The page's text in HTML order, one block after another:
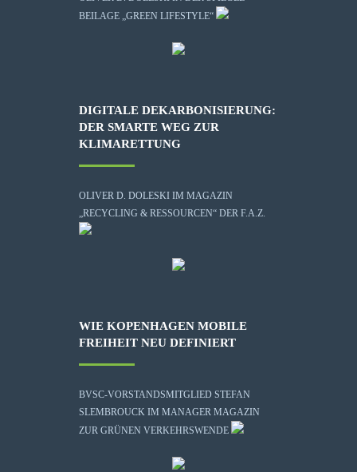
BEILAGE „GREEN LIFESTYLE“
DIGITALE DEKARBONISIERUNG:
DER SMARTE WEG ZUR
KLIMARETTUNG
OLIVER D. DOLESKI IM MAGAZIN
„RECYCLING & RESSOURCEN“ DER F.A.Z.
WIE KOPENHAGEN MOBILE
FREIHEIT NEU DEFINIERT
BVSC-VORSTANDSMITGLIED STEFAN
SLEMBROUCK IM MANAGER MAGAZIN
ZUR GRÜNEN VERKEHRSWENDE